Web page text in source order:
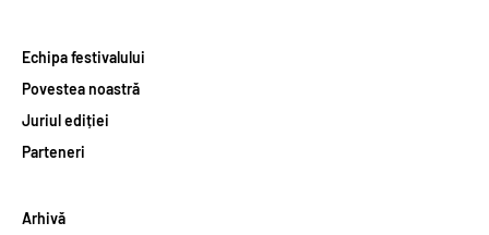
Arhivă
Echipa festivalului
Povestea noastră
Juriul ediției
Parteneri